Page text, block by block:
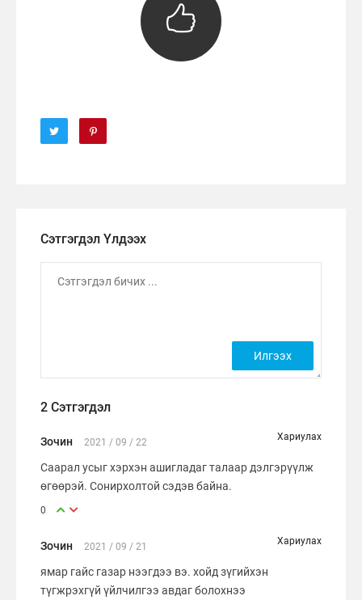
Сэтгэгдэл Үлдээх
2 Сэтгэгдэл
Зочин 2021 / 09 / 22 Хариулах
Саарал усыг хэрхэн ашигладаг талаар дэлгэрүүлж
өгөөрэй. Сонирхолтой сэдэв байна.
0
Зочин 2021 / 09 / 21 Хариулах
ямар гайс газар нээгдээ вэ. хойд зүгийхэн
түгжрэхгүй үйлчилгээ авдаг болохнээ